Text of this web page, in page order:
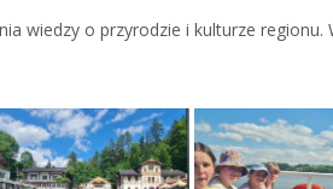
wiedzy o przyrodzie i kulturze regionu.